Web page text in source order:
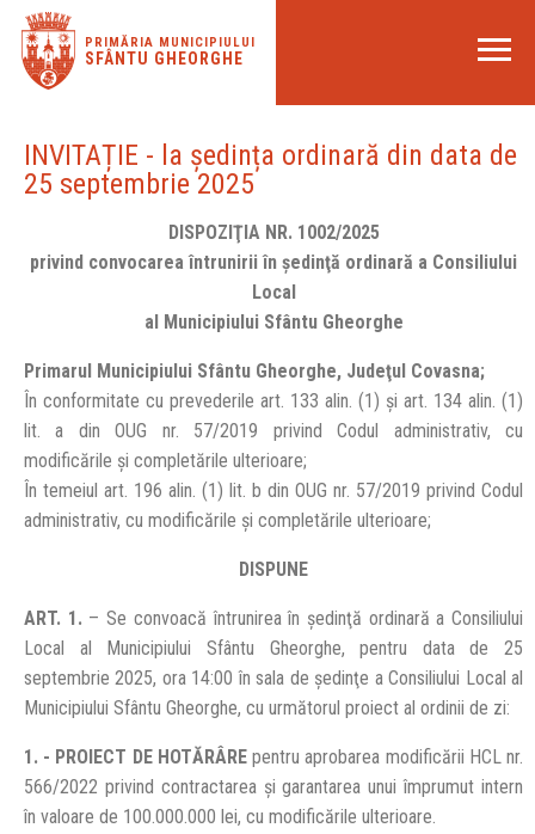
PRIMĂRIA MUNICIPIULUI
SFÂNTU GHEORGHE
INVITAȚIE - la ședința ordinară din data de
25 septembrie 2025
DISPOZIŢIA NR. 1002/2025
privind convocarea întrunirii în şedinţă ordinară a Consiliului
Local
al Municipiului Sfântu Gheorghe
Primarul Municipiului Sfântu Gheorghe, Judeţul Covasna;
În conformitate cu prevederile art. 133 alin. (1) și art. 134 alin. (1)
lit. a din OUG nr. 57/2019 privind Codul administrativ, cu
modificările și completările ulterioare;
În temeiul art. 196 alin. (1) lit. b din OUG nr. 57/2019 privind Codul
administrativ, cu modificările și completările ulterioare;
DISPUNE
ART. 1. – Se convoacă întrunirea în şedinţă ordinară a Consiliului
Local al Municipiului Sfântu Gheorghe, pentru data de 25
septembrie 2025, ora 14:00 în sala de şedinţe a Consiliului Local al
Municipiului Sfântu Gheorghe, cu următorul proiect al ordinii de zi:
1. - PROIECT DE HOTĂRÂREpentru aprobarea modificării HCL nr.
566/2022 privind contractarea și garantarea unui împrumut intern
în valoare de 100.000.000 lei, cu modificările ulterioare.